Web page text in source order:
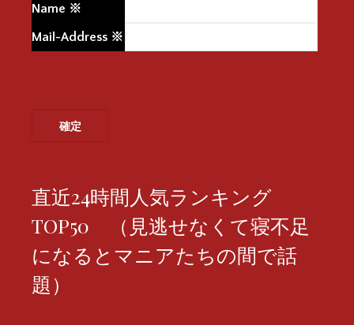
Name ※
Mail-Address ※
直近24時間人気ランキング
TOP50 （見逃せなくて寝不足
になるとマニアたちの間で話
題）